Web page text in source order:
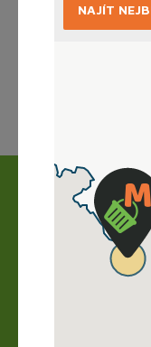
Jak
Nákup vyřídíte
připraví a vy si ho
NAJÍT